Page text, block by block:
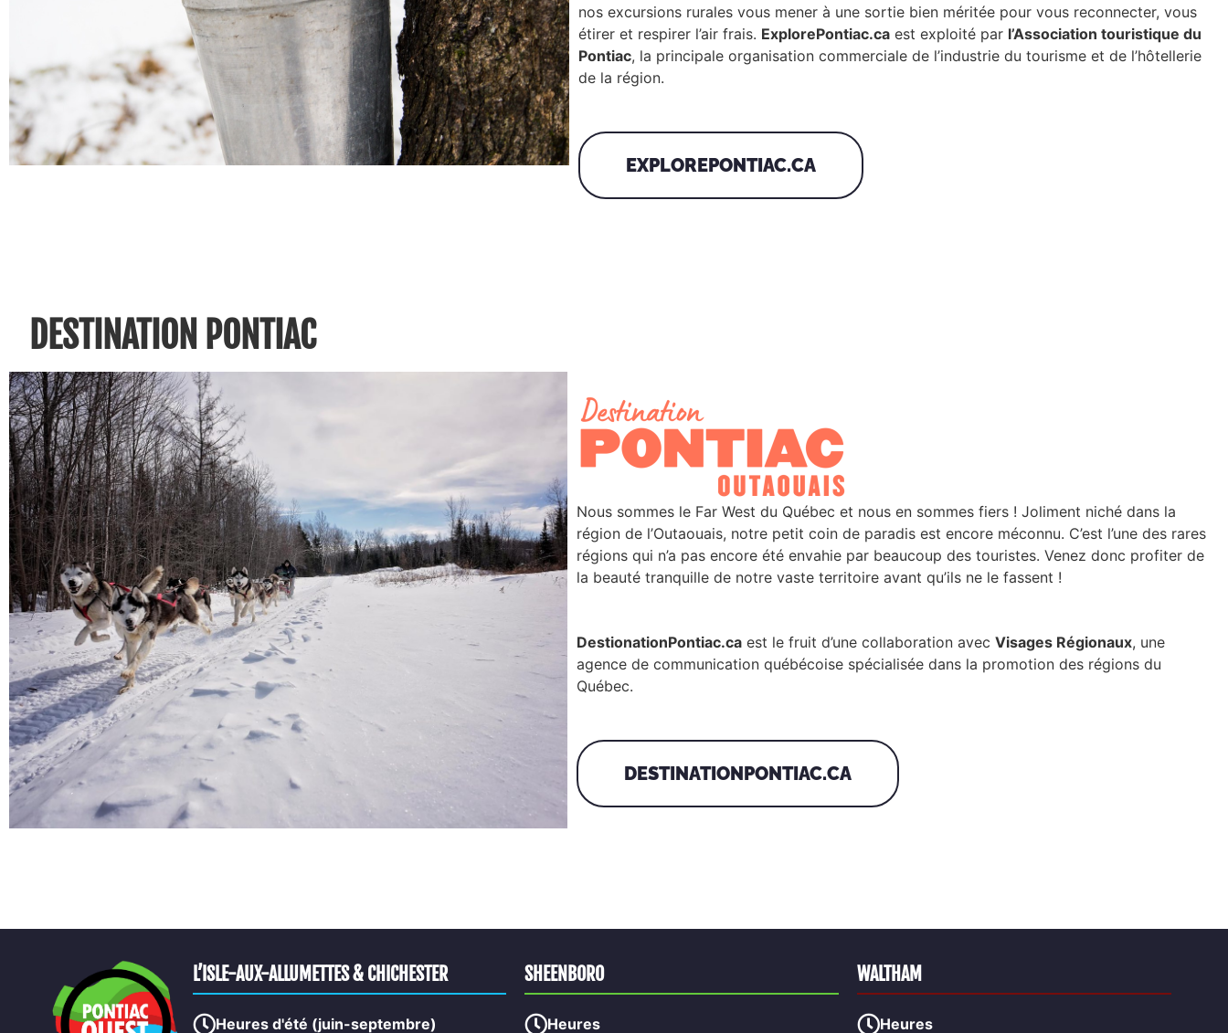
nos excursions rurales vous mener à une sortie bien méritée pour vous reconnecter, vous
étirer et respirer l’air frais. ExplorePontiac.ca est exploité par l’Association touristique du
Pontiac, la principale organisation commerciale de l’industrie du tourisme et de l’hôtellerie
de la région.
EXPLOREPONTIAC.CA
DESTINATION PONTIAC
Nous sommes le Far West du Québec et nous en sommes fiers ! Joliment niché dans la
région de l’Outaouais, notre petit coin de paradis est encore méconnu. C’est l’une des rares
régions qui n’a pas encore été envahie par beaucoup des touristes. Venez donc profiter de
la beauté tranquille de notre vaste territoire avant qu’ils ne le fassent !
DestionationPontiac.caest le fruit d’une collaboration avec Visages Régionaux, une
agence de communication québécoise spécialisée dans la promotion des régions du
Québec.
DESTINATIONPONTIAC.CA
L’ISLE-AUX-ALLUMETTES & CHICHESTER
Heures d'été (juin-septembre)
SHEENBORO
Heures Heures
WALTHAM